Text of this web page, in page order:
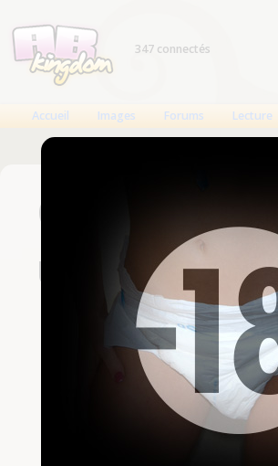
347 connectés
Accueil Images Forums Lecture
Connexion
Un compte est
Nom